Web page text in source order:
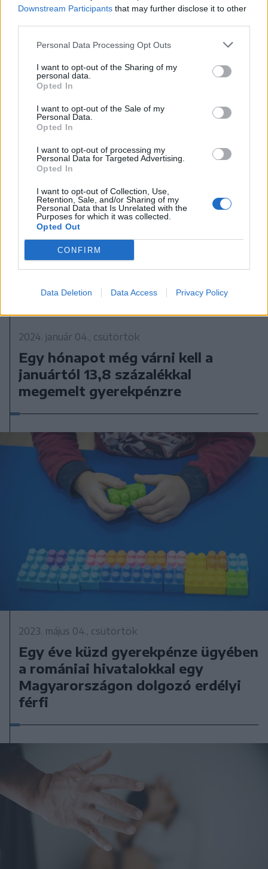
Downstream Participants that may further disclose it to other
Personal Data Processing Opt Outs
I want to opt-out of the Sharing of my
personal data.
Opted In
I want to opt-out of the Sale of my
Personal Data.
Opted In
I want to opt-out of processing my
Personal Data for Targeted Advertising.
Opted In
I want to opt-out of Collection, Use,
Retention, Sale, and/or Sharing of my
Personal Data that Is Unrelated with the
Purposes for which it was collected.
Opted Out
CONFIRM
Data Deletion Data Access Privacy Policy
2024. április 30., kedd
A 16 éven felüli kiskorú anyák
közvetítő nélkül megkaphatják a
nekik és a gyermekeiknek járó
gyermekpénzt
2024. január 04., csütörtök
Egy hónapot még várni kell a
januártól 13,8 százalékkal
megemelt gyerekpénzre
2023. május 04., csütörtök
Egy éve küzd gyerekpénze ügyében
a romániai hivatalokkal egy
Magyarországon dolgozó erdélyi
férfi